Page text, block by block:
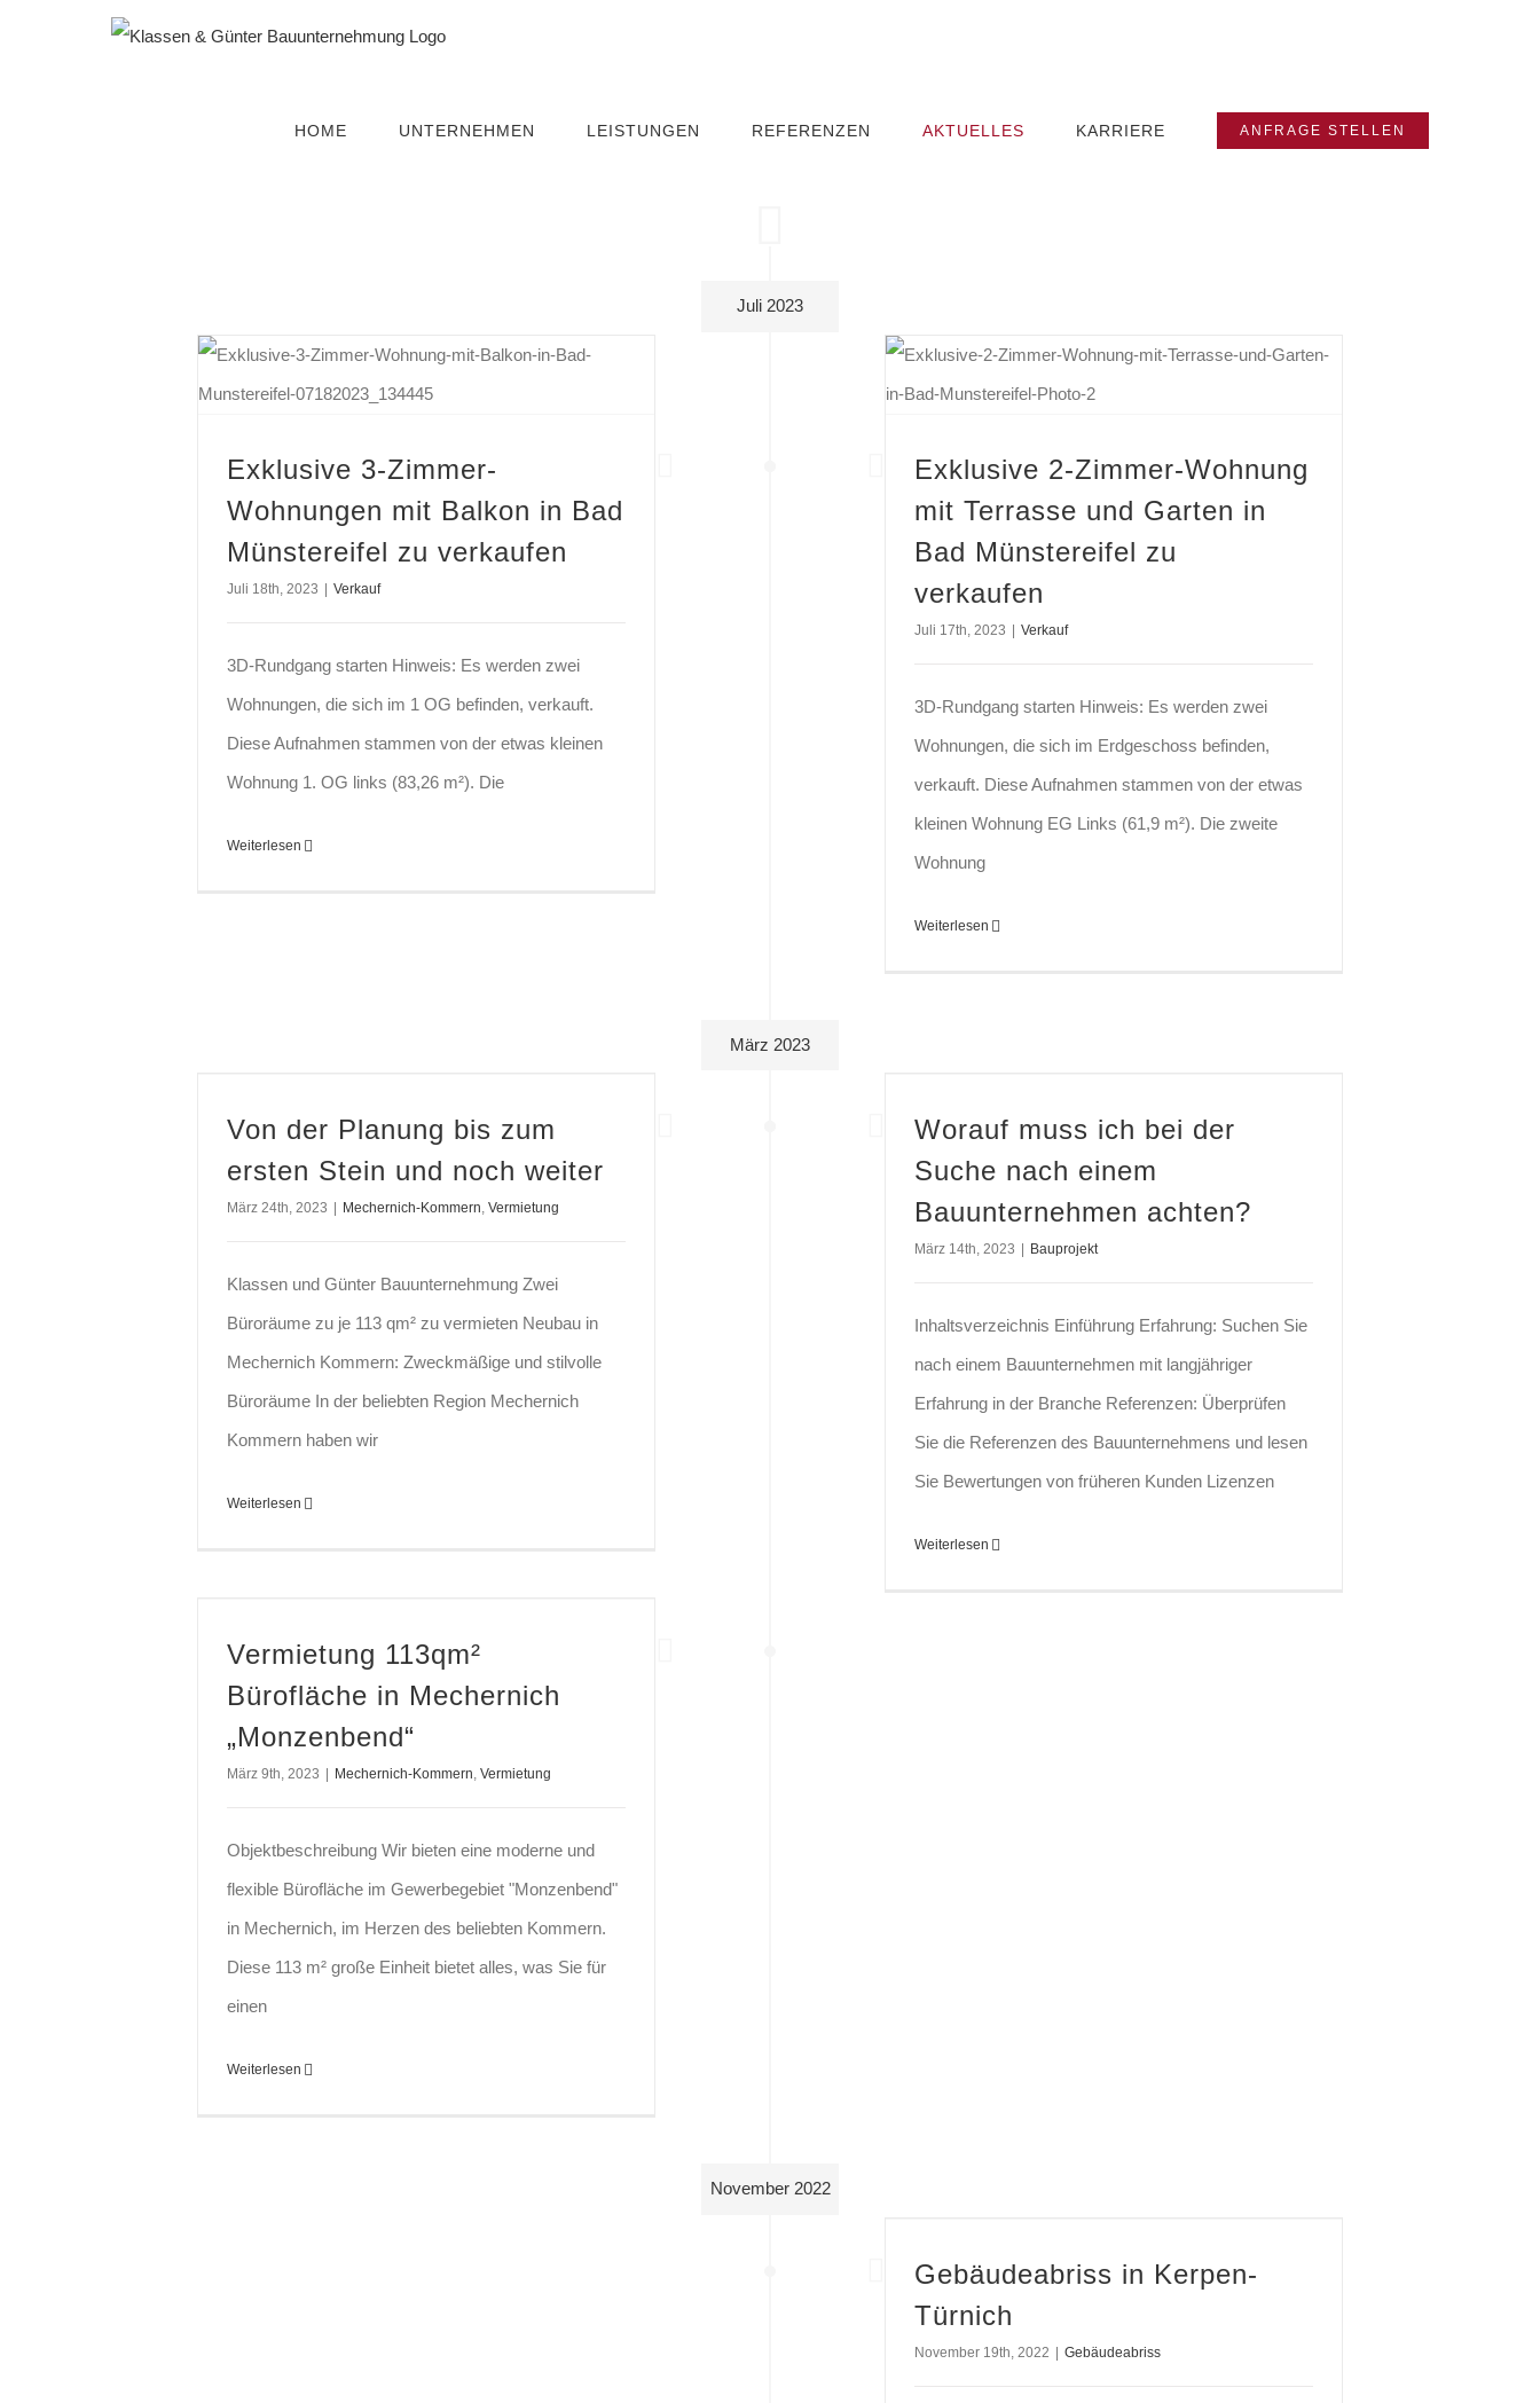
HOME UNTERNEHMEN LEISTUNGEN REFERENZEN AKTUELLES KARRIERE ANFRAGE STELLEN
Juli 2023
Exklusive 3-Zimmer-
Wohnungen mit Balkon in Bad
Münstereifel zu verkaufen
Juli 18th, 2023 | Verkauf
3D-Rundgang starten Hinweis: Es werden zwei
Wohnungen, die sich im 1 OG befinden, verkauft.
Diese Aufnahmen stammen von der etwas kleinen
Wohnung 1. OG links (83,26 m²). Die
Weiterlesen
Exklusive 2-Zimmer-Wohnung
mit Terrasse und Garten in
Bad Münstereifel zu
verkaufen
Juli 17th, 2023 | Verkauf
3D-Rundgang starten Hinweis: Es werden zwei
Wohnungen, die sich im Erdgeschoss befinden,
verkauft. Diese Aufnahmen stammen von der etwas
kleinen Wohnung EG Links (61,9 m²). Die zweite
Wohnung
Weiterlesen
März 2023
Von der Planung bis zum
ersten Stein und noch weiter
März 24th, 2023 Mechernich-Kommern, Vermietung
Klassen und Günter Bauunternehmung Zwei
Büroräume zu je 113 qm² zu vermieten Neubau in
Mechernich Kommern: Zweckmäßige und stilvolle
Büroräume In der beliebten Region Mechernich
Kommern haben wir
Weiterlesen
Worauf muss ich bei der
Suche nach einem
Bauunternehmen achten?
März 14th, 2023 Bauprojekt
Inhaltsverzeichnis Einführung Erfahrung: Suchen Sie
nach einem Bauunternehmen mit langjähriger
Erfahrung in der Branche Referenzen: Überprüfen
Sie die Referenzen des Bauunternehmens und lesen
Sie Bewertungen von früheren Kunden Lizenzen
Weiterlesen
Vermietung 113qm²
Bürofläche in Mechernich
„Monzenbend“
März 9th, 2023 Mechernich-Kommern, Vermietung
Objektbeschreibung Wir bieten eine moderne und
flexible Bürofläche im Gewerbegebiet "Monzenbend"
in Mechernich, im Herzen des beliebten Kommern.
Diese 113 m² große Einheit bietet alles, was Sie für
einen
Weiterlesen
November 2022
Gebäudeabriss in Kerpen-
Türnich
November 19th, 2022 | Gebäudeabriss